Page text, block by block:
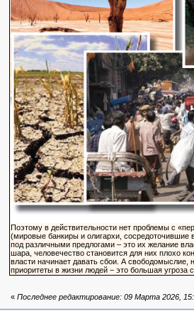
Поэтому в действительности нет проблемы с
(мировые банкиры и олигархи, сосредоточившие
под различными предлогами ‒ это их желание
шара, человечество становится для них плохо
власти начинает давать сбои. А
приоритеты в жизни людей − это большая угроза
« Последнее редактирование: 09 Марта 2026,